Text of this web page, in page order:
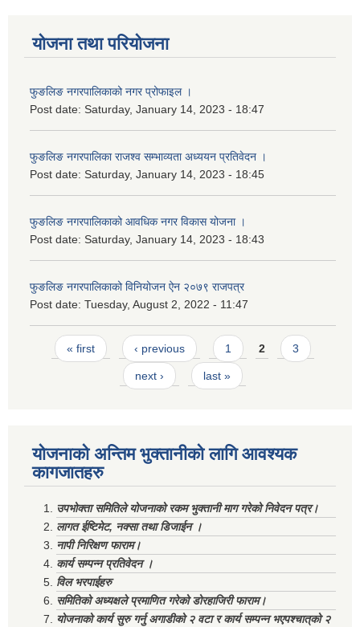
योजना तथा परियोजना
फुङलिङ नगरपालिकाको नगर प्रोफाइल ।
Post date: Saturday, January 14, 2023 - 18:47
फुङलिङ नगरपालिका राजश्व सम्भाव्यता अध्ययन प्रतिवेदन ।
Post date: Saturday, January 14, 2023 - 18:45
फुङलिङ नगरपालिकाको आवधिक नगर विकास योजना ।
Post date: Saturday, January 14, 2023 - 18:43
फुङलिङ नगरपालिकाको विनियोजन ऐन २०७९ राजपत्र
Post date: Tuesday, August 2, 2022 - 11:47
Pages
« first ‹ previous 1 2 3
next › last »
योजनाको अन्तिम भुक्तानीको लागि आवश्यक
कागजातहरु
उपभोक्ता समितिले योजनाको रकम भुक्तानी माग गरेको निवेदन पत्र।
लागत ईष्टिमेट, नक्सा तथा डिजाईन ।
नापी निरिक्षण फाराम।
कार्य सम्पन्न प्रतिवेदन ।
विल भरपाईहरु
समितिको अध्यक्षले प्रमाणित गरेको डोरहाजिरी फाराम।
योजनाको कार्य सुरु गर्नु अगाडीको २ वटा र कार्य सम्पन्न भएपश्चात्‌को २